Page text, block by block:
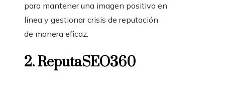
para mantener una imagen positiva en
línea y gestionar crisis de reputación
de manera eficaz.
2. ReputaSEO360